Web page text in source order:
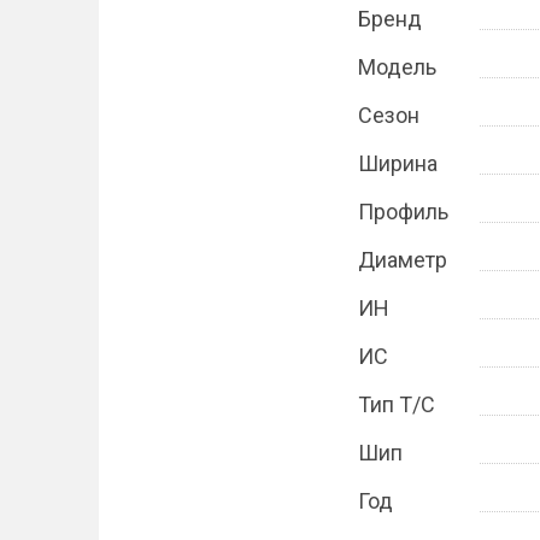
Бренд
Модель
Сезон
Ширина
Профиль
Диаметр
ИН
ИС
Тип Т/С
Шип
Год